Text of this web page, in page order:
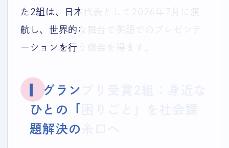
た2組は、日本代表として2026年7月に渡
航し、世界的な舞台で英語でのプレゼンテ
ーションを行う機会を得ます。
▎グランプリ受賞2組：身近な
ひとの「困りごと」を社会課
題解決の糸口へ